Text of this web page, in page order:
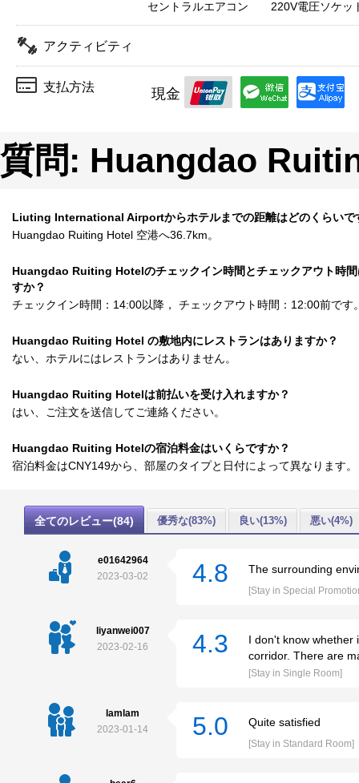
セントラルエアコン
220V電圧ソケッ
アクティビティ
支払方法 現金
質問: Huangdao
Liuting International Airportからホテルまでの距離はどのくらいで
Huangdao Ruiting Hotel 空港へ36.7km。
Huangdao Ruiting Hotelのチェックイン時間とチェックアウト時間
すか？
チェックイン時間：14:00以降， チェックアウト時間：12:00前です
Huangdao Ruiting Hotel の敷地内にレストランはありますか？
ない、ホテルにはレストランはありません。
Huangdao Ruiting Hotelは前払いを受け入れますか？
はい、ご注文を送信してご連絡ください。
Huangdao Ruiting Hotelの宿泊料金はいくらですか？
宿泊料金はCNY149から、部屋のタイプと日付によって異なります。
全てのレビュー(84) 優秀な(83%) 良い(13%) 悪い(4%)
e01642964
2023-03-02
4.8 The surrounding
[Stay in Special
liyanwei007
2023-02-16
4.3
I don't know whether
corridor. There are
[Stay in Single Room]
lamlam
2023-01-14
5.0 Quite satisfied
[Stay in Standard Room]